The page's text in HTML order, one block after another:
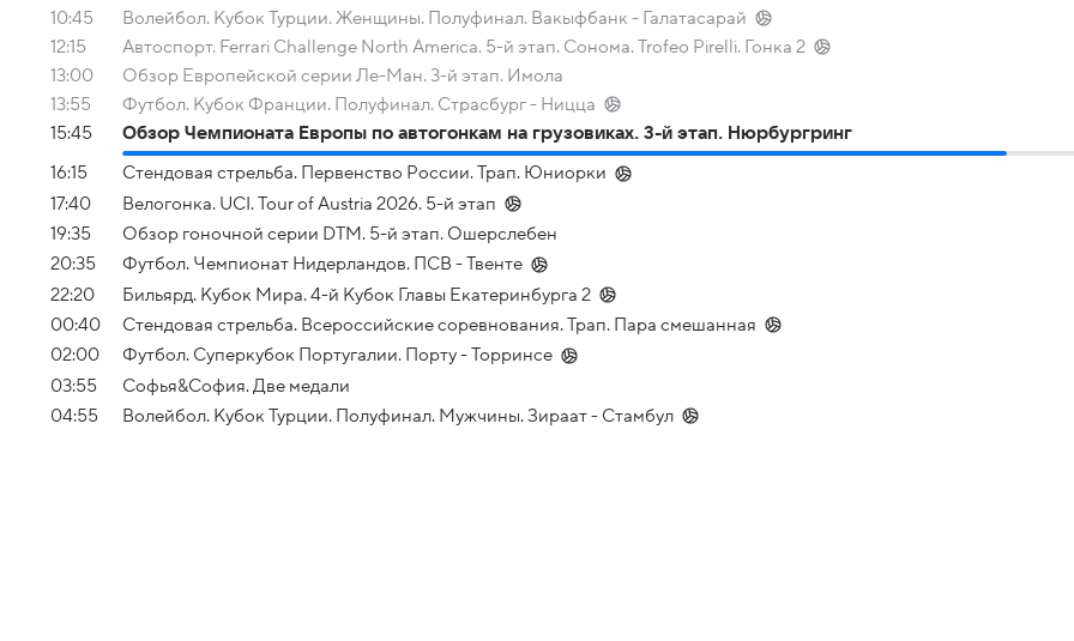
10:45
Волейбол. Кубок Турции. Женщины. Полуфинал. Вакыфбанк - Галатасарай
12:15
Автоспорт. Ferrari Challenge North America. 5-й этап. Сонома. Trofeo Pirelli. Гонка 2
13:00
Обзор Европейской серии Ле-Ман. 3-й этап. Имола
13:55
Футбол. Кубок Франции. Полуфинал. Страсбург - Ницца
15:45
Обзор Чемпионата Европы по автогонкам на грузовиках. 3-й этап. Нюрбургринг
16:15
Стендовая стрельба. Первенство России. Трап. Юниорки
17:40
Велогонка. UCI. Tour of Austria 2026. 5-й этап
19:35
Обзор гоночной серии DTM. 5-й этап. Ошерслебен
20:35
Футбол. Чемпионат Нидерландов. ПСВ - Твенте
22:20
Бильярд. Кубок Мира. 4-й Кубок Главы Екатеринбурга 2
00:40
Стендовая стрельба. Всероссийские соревнования. Трап. Пара смешанная
02:00
Футбол. Суперкубок Португалии. Порту - Торринсе
03:55
Софья&София. Две медали
04:55
Волейбол. Кубок Турции. Полуфинал. Мужчины. Зираат - Стамбул